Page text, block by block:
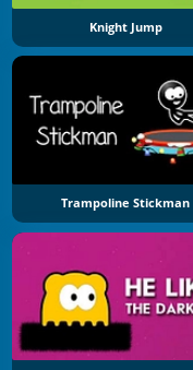
Knight Jump
Trampoline Stickman